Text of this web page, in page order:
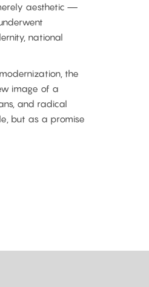
aesthetic —
national
the
image of a
and radical
but as a promise